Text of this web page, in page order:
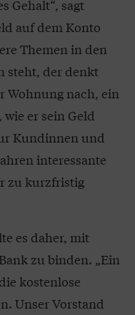
Gehalt“, sagt
auf dem Konto
Themen in den
steht, der denkt
Wohnung nach, ein
er sein Geld
Kundinnen und
interessante
zu kurzfristig
es daher, mit
zu binden. „Ein
kostenlose
Unser Vorstand